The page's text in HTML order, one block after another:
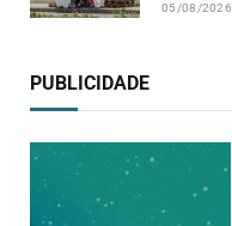
05/08/2026
PUBLICIDADE